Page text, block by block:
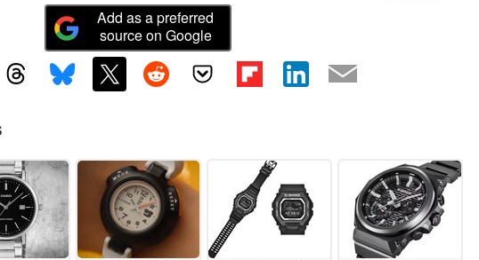
Add as a preferred
source on Google